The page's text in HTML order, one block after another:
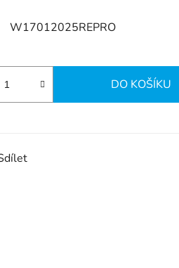
W17012025REPRO
DO KOŠÍKU